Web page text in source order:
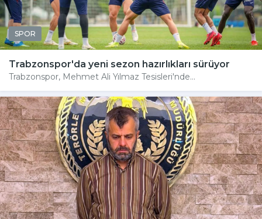
SPOR
Trabzonspor'da yeni sezon hazırlıkları sürüyor
Trabzonspor, Mehmet Ali Yılmaz Tesisleri'nde...